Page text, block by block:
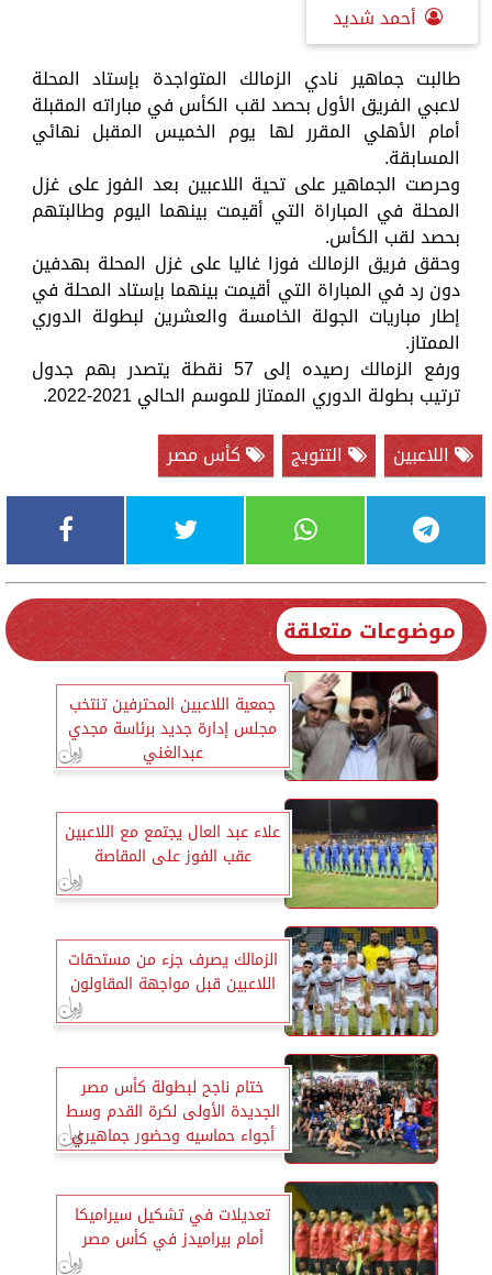
أحمد شديد
طالبت جماهير نادي الزمالك المتواجدة بإستاد المحلة
لاعبي الفريق الأول بحصد لقب الكأس في مباراته المقبلة
أمام الأهلي المقرر لها يوم الخميس المقبل نهائي
المسابقة.
وحرصت الجماهير على تحية اللاعبين بعد الفوز على غزل
المحلة في المباراة التي أقيمت بينهما اليوم وطالبتهم
بحصد لقب الكأس.
وحقق فريق الزمالك فوزا غاليا على غزل المحلة بهدفين
دون رد في المباراة التي أقيمت بينهما بإستاد المحلة في
إطار مباريات الجولة الخامسة والعشرين لبطولة الدوري
الممتاز.
ورفع الزمالك رصيده إلى 57 نقطة يتصدر بهم جدول
ترتيب بطولة الدوري الممتاز للموسم الحالي 2021-2022.
اللاعبين
التتويج كأس مصر
موضوعات متعلقة
جمعية اللاعبين المحترفين تنتخب
مجلس إدارة جديد برئاسة مجدي
عبدالغني
علاء عبد العال يجتمع مع اللاعبين
عقب الفوز على المقاصة
الزمالك يصرف جزء من مستحقات
اللاعبين قبل مواجهة المقاولون
ختام ناجح لبطولة كأس مصر
الجديدة الأولى لكرة القدم وسط
أجواء حماسيه وحضور جماهيري
كبير
تعديلات في تشكيل سيراميكا
أمام بيراميدز في كأس مصر